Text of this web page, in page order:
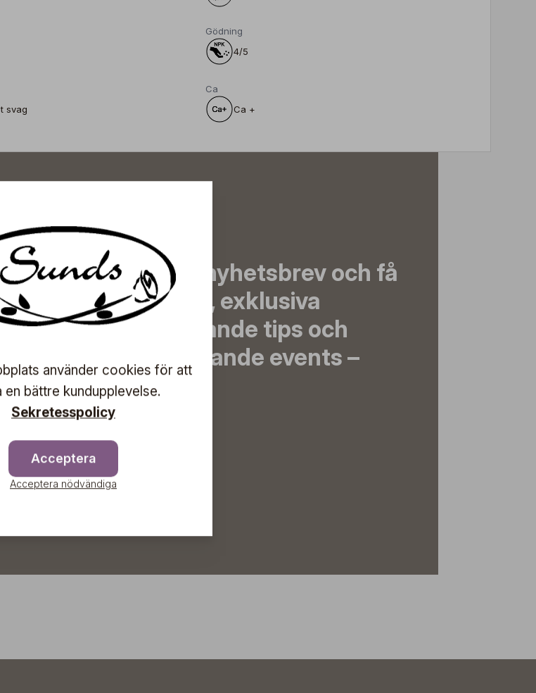
Gödning
4/5
svag
Ca
Ca +
på vårt nyhetsbrev och få
senaste nyheterna, exklusiva
inspirerande tips och
om kommande events –
till din inkorg!
Prenumerera
använder cookies för att
en bättre kundupplevelse.
Sekretesspolicy
Acceptera
Acceptera nödvändiga